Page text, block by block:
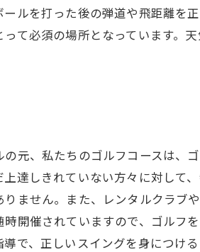
ルを打った後の弾道や飛距離を
て必須の場所となっています。
元、私たちのゴルフコースは、
達しきれていない方々に対して
ません。また、レンタルクラブ
開催されていますので、ゴルフ
導で、正しいスイングを身につけ